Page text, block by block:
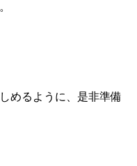
めるように、是非準備